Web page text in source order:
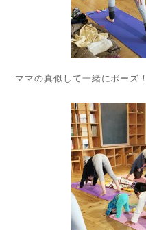
ママの真似して一緒にポーズ！